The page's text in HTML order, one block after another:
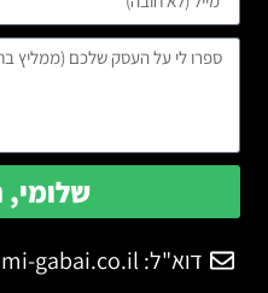
שלומי,
דוא"ל: gabai.co.il